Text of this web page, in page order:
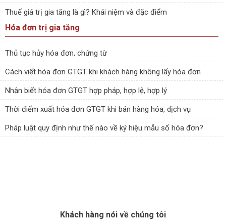
Thuế giá trị gia tăng là gì? Khái niệm và đặc điểm
Hóa đơn trị gia tăng
Thủ tục hủy hóa đơn, chứng từ
Cách viết hóa đơn GTGT khi khách hàng không lấy hóa đơn
Nhận biết hóa đơn GTGT hợp pháp, hợp lệ, hợp lý
Thời điểm xuất hóa đơn GTGT khi bán hàng hóa, dịch vụ
Pháp luật quy định như thế nào về ký hiệu mẫu số hóa đơn?
Khách hàng nói về chúng tôi